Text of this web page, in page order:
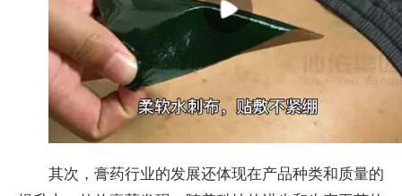
其次， 膏药行业的发展还体现在产品种类和质量的